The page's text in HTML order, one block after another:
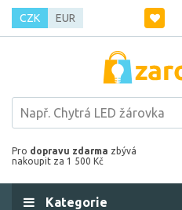
CZK EUR
Pro dopravu zdarma zbývá
nakoupit za 1 500 Kč
Kategorie